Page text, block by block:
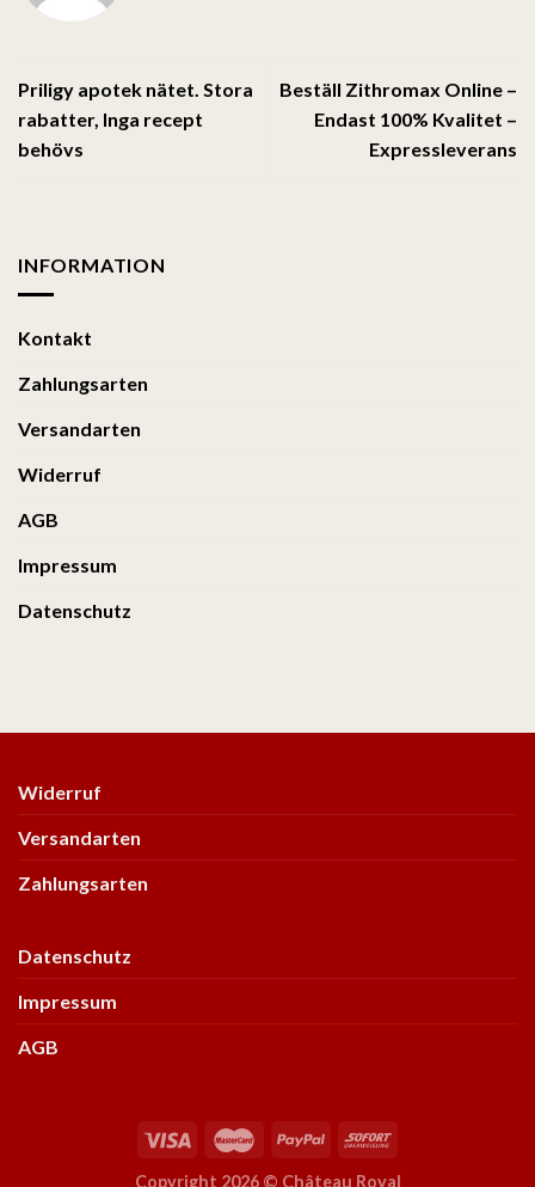
Priligy apotek nätet. Stora
rabatter, Inga recept
behövs
Beställ Zithromax Online –
Endast 100% Kvalitet –
Expressleverans
INFORMATION
Kontakt
Zahlungsarten
Versandarten
Widerruf
AGB
Impressum
Datenschutz
Widerruf
Versandarten
Zahlungsarten
Datenschutz
Impressum
AGB
Copyright 2026 © Château Royal